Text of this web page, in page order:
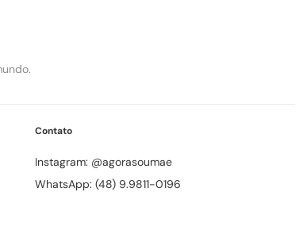
Contato
Instagram: @agorasoumae
WhatsApp: (48) 9.9811-0196